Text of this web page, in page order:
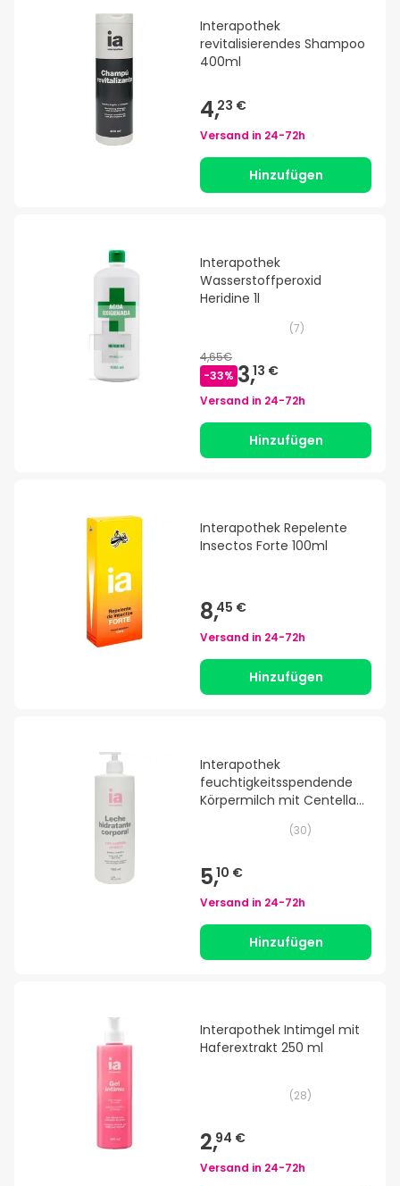
Interapothek
revitalisierendes Shampoo
400ml
4,23 €
Versand in 24-72h
Hinzufügen
Interapothek
Wasserstoffperoxid
Heridine 1l
(7)
4,65€
-33% 3,13 €
Versand in 24-72h
Hinzufügen
Interapothek Repelente
Insectos Forte 100ml
8,45 €
Versand in 24-72h
Hinzufügen
Interapothek
feuchtigkeitsspendende
Körpermilch mit Centella
(30)
5,10 €
Versand in 24-72h
Hinzufügen
Interapothek Intimgel mit
Haferextrakt 250 ml
(28)
2,94 €
Versand in 24-72h